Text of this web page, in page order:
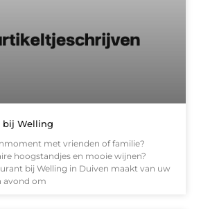
bij Welling
met vrienden of familie?
hoogstandjes en mooie wijnen?
bij Welling in Duiven maakt van uw
avond om